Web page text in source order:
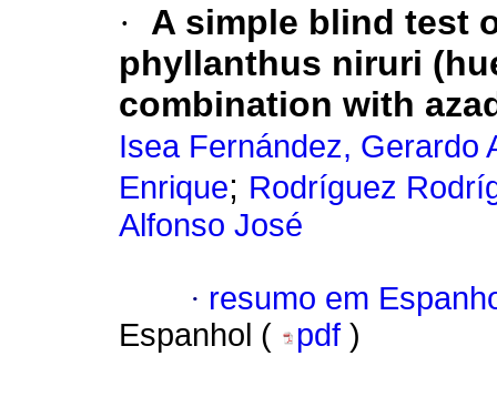
·
A simple blind test
phyllanthus niruri
combination with
Isea Fernández, Gerardo
Enrique; Rodríguez
Alfonso José
· resumo em
Espanhol (
pdf )